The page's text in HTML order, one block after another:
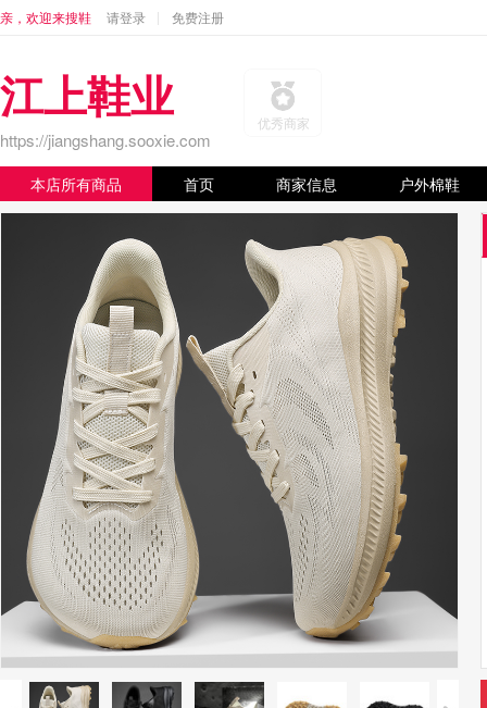
亲，欢迎来搜鞋 请登录 免费注册
江上鞋业
https://jiangshang.sooxie.com
优秀商家
本店所有商品 首页 商家信息 户外棉鞋